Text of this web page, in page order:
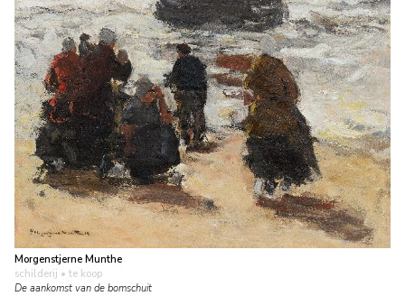
Morgenstjerne Munthe
schilderij • te koop
De aankomst van de bomschuit